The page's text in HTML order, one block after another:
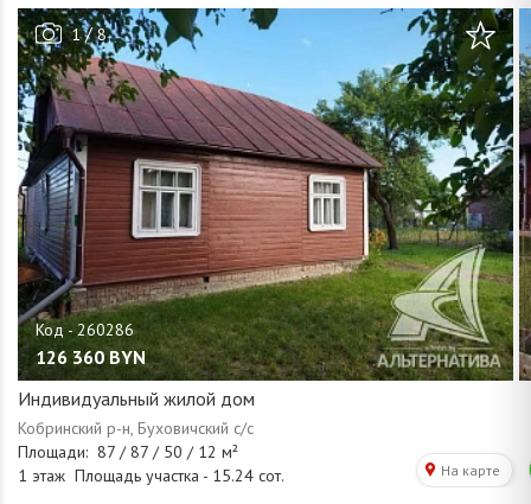
1/8
126 360 BYN
Индивидуальный жилой дом